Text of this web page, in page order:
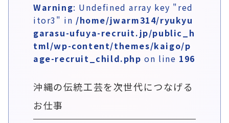
Warning: Undefined array key "red
itor3" in /home/jwarm314/ryukyu
garasu-ufuya-recruit.jp/public_h
tml/wp-content/themes/kaigo/p
age-recruit_child.php on line 196
沖縄の伝統工芸を次世代につなげる
お仕事